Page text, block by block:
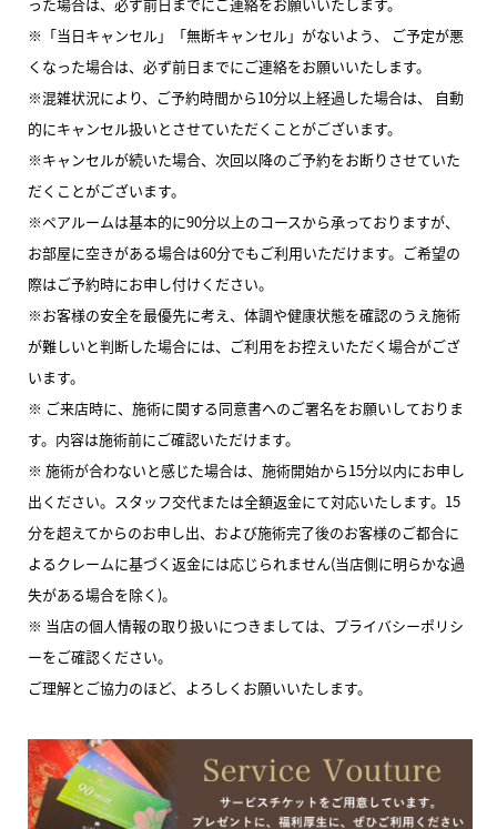
※「当日キャンセル」「無断キャンセル」がないよう、 ご予定が悪
くなった場合は、必ず前日までにご連絡をお願いいたします。
※混雑状況により、ご予約時間から10分以上経過した場合は、 自動
的にキャンセル扱いとさせていただくことがございます。
※キャンセルが続いた場合、次回以降のご予約をお断りさせていた
だくことがございます。
※ペアルームは基本的に90分以上のコースから承っておりますが、
お部屋に空きがある場合は60分でもご利用いただけます。ご希望の
際はご予約時にお申し付けください。
※お客様の安全を最優先に考え、体調や健康状態を確認のうえ施術
が難しいと判断した場合には、ご利用をお控えいただく場合がござ
います。
※ ご来店時に、施術に関する同意書へのご署名をお願いしておりま
す。内容は施術前にご確認いただけます。
※ 施術が合わないと感じた場合は、施術開始から15分以内にお申し
出ください。スタッフ交代または全額返金にて対応いたします。15
分を超えてからのお申し出、および施術完了後のお客様のご都合に
よるクレームに基づく返金には応じられません(当店側に明らかな過
失がある場合を除く)。
※ 当店の個人情報の取り扱いにつきましては、プライバシーポリシ
ーをご確認ください。
ご理解とご協力のほど、よろしくお願いいたします。